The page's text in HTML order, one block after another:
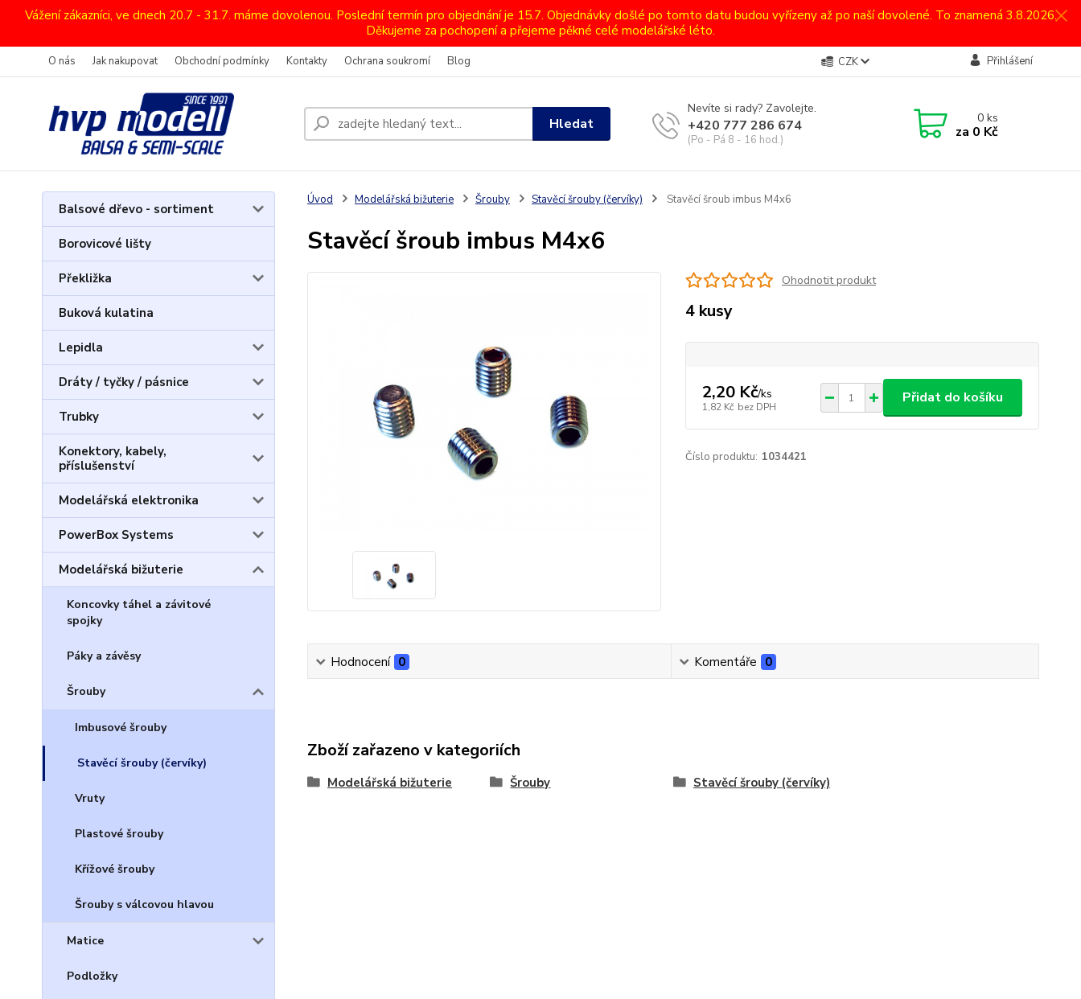
Vážení zákazníci, ve dnech 20.7 - 31.7. máme dovolenou. Poslední termín pro objednání je 15.7. Objednávky došlé po tomto datu budou vyřízeny až po naší dovolené. To znamená 3.8.2026.
Děkujeme za pochopení a přejeme pěkné celé modelářské léto.
O nás Jak nakupovat Obchodní podmínky Kontakty Ochrana soukromí Blog CZK Přihlášení
Hledat
Nevíte si rady? Zavolejte.
+420 777 286 674
(Po - Pá 8 - 16 hod.)
0ks
za 0 Kč
Balsové dřevo - sortiment
Borovicové lišty
Překližka
Buková kulatina
Lepidla
Dráty / tyčky / pásnice
Trubky
Konektory, kabely,
příslušenství
Modelářská elektronika
PowerBox Systems
Modelářská bižuterie
Koncovky táhel a závitové
spojky
Páky a závěsy
Šrouby
Imbusové šrouby
Stavěcí šrouby (červíky)
Vruty
Plastové šrouby
Křížové šrouby
Šrouby s válcovou hlavou
Matice
Podložky
Úvod Modelářská bižuterie Šrouby Stavěcí šrouby (červíky) Stavěcí šroub imbus M4x6
Stavěcí šroub imbus M4x6
Ohodnotit produkt
4 kusy
2,20 Kč/ks
1,82 Kč bez DPH
Přidat do košíku
Číslo produktu: 1034421
Hodnocení 0 Komentáře 0
Zboží zařazeno v kategoriích
Modelářská bižuterie Šrouby Stavěcí šrouby (červíky)